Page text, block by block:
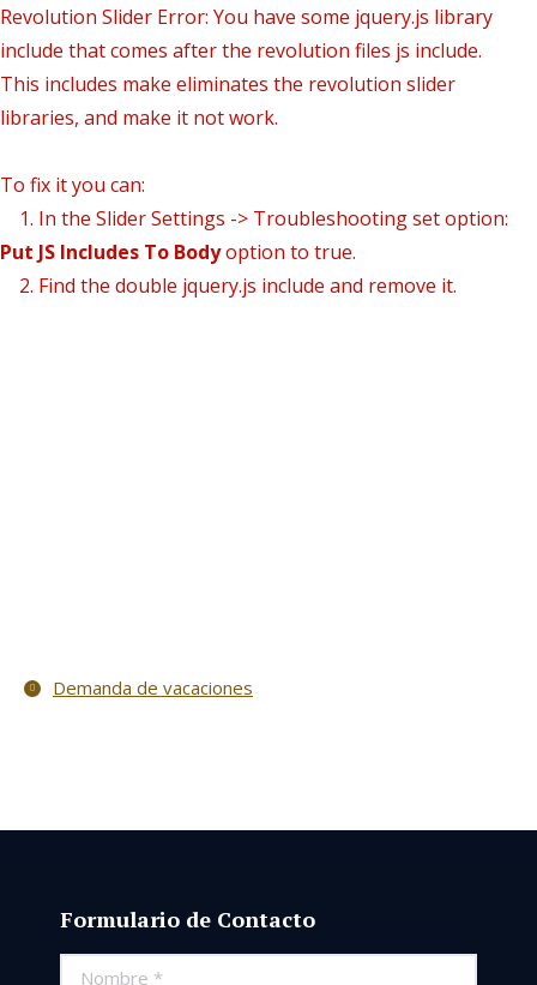
Revolution Slider Error: You have some jquery.js library
include that comes after the revolution files js include.
This includes make eliminates the revolution slider
libraries, and make it not work.
To fix it you can:
1. In the Slider Settings -> Troubleshooting set option:
Put JS Includes To Bodyoption to true.
2. Find the double jquery.js include and remove it.
Demanda de vacaciones
Formulario de Contacto
Nombre *